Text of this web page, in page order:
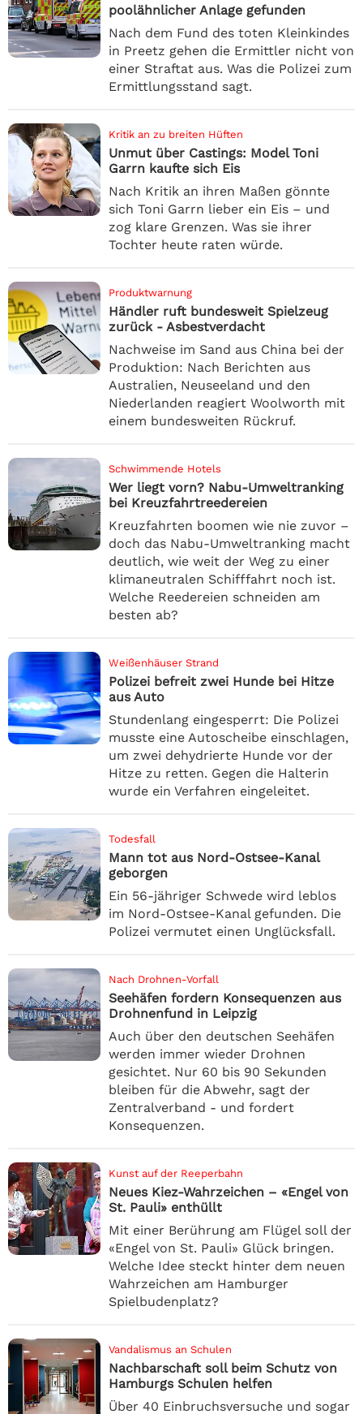
poolähnlicher Anlage gefunden
Nach dem Fund des toten Kleinkindes
in Preetz gehen die Ermittler nicht von
einer Straftat aus. Was die Polizei zum
Ermittlungsstand sagt.
Kritik an zu breiten Hüften
Unmut über Castings: Model Toni
Garrn kaufte sich Eis
Nach Kritik an ihren Maßen gönnte
sich Toni Garrn lieber ein Eis – und
zog klare Grenzen. Was sie ihrer
Tochter heute raten würde.
Produktwarnung
Händler ruft bundesweit Spielzeug
zurück - Asbestverdacht
Nachweise im Sand aus China bei der
Produktion: Nach Berichten aus
Australien, Neuseeland und den
Niederlanden reagiert Woolworth mit
einem bundesweiten Rückruf.
Schwimmende Hotels
Wer liegt vorn? Nabu-Umweltranking
bei Kreuzfahrtreedereien
Kreuzfahrten boomen wie nie zuvor –
doch das Nabu-Umweltranking macht
deutlich, wie weit der Weg zu einer
klimaneutralen Schifffahrt noch ist.
Welche Reedereien schneiden am
besten ab?
Weißenhäuser Strand
Polizei befreit zwei Hunde bei Hitze
aus Auto
Stundenlang eingesperrt: Die Polizei
musste eine Autoscheibe einschlagen,
um zwei dehydrierte Hunde vor der
Hitze zu retten. Gegen die Halterin
wurde ein Verfahren eingeleitet.
Todesfall
Mann tot aus Nord-Ostsee-Kanal
geborgen
Ein 56-jähriger Schwede wird leblos
im Nord-Ostsee-Kanal gefunden. Die
Polizei vermutet einen Unglücksfall.
Nach Drohnen-Vorfall
Seehäfen fordern Konsequenzen aus
Drohnenfund in Leipzig
Auch über den deutschen Seehäfen
werden immer wieder Drohnen
gesichtet. Nur 60 bis 90 Sekunden
bleiben für die Abwehr, sagt der
Zentralverband - und fordert
Konsequenzen.
Kunst auf der Reeperbahn
Neues Kiez-Wahrzeichen – «Engel von
St. Pauli» enthüllt
Mit einer Berührung am Flügel soll der
«Engel von St. Pauli» Glück bringen.
Welche Idee steckt hinter dem neuen
Wahrzeichen am Hamburger
Spielbudenplatz?
Vandalismus an Schulen
Nachbarschaft soll beim Schutz von
Hamburgs Schulen helfen
Über 40 Einbruchsversuche und sogar